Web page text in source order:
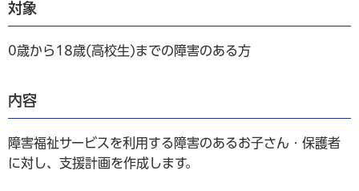
対象
0歳から18歳(高校生)までの障害のある方
内容
障害福祉サービスを利用する障害のあるお子さん・保護者
に対し、支援計画を作成します。